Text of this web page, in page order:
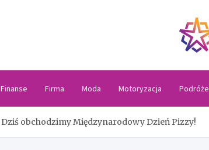
Finanse Firma Moda Motoryzacja Podróże
Dziś obchodzimy Międzynarodowy Dzień Pizzy!